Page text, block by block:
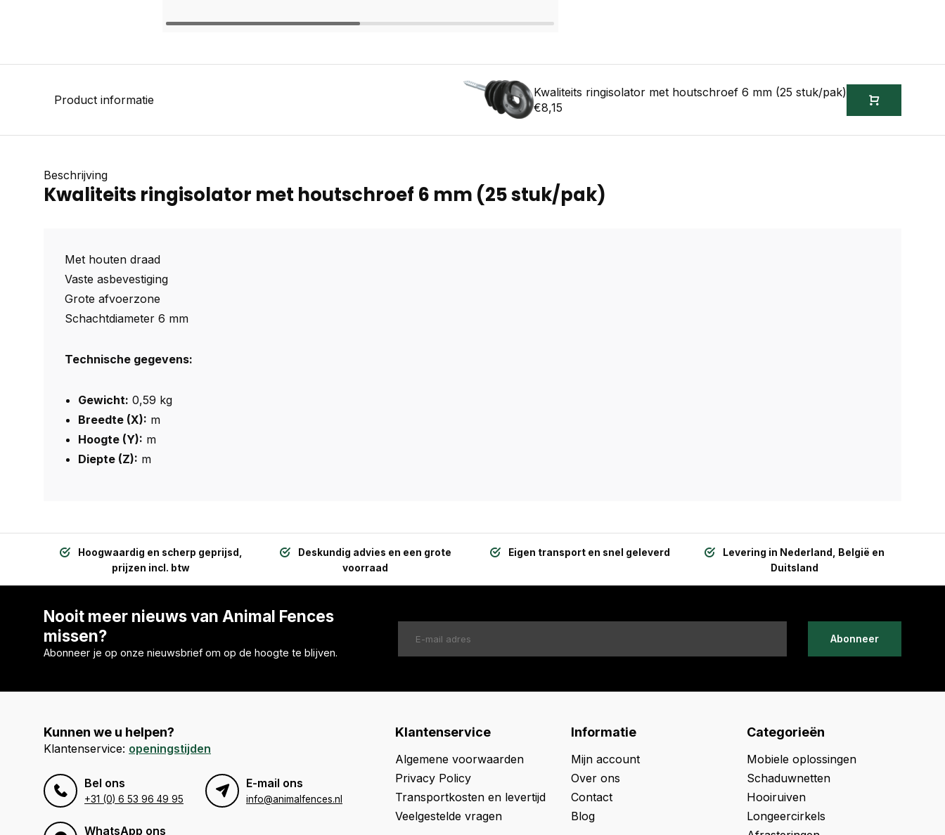
Product informatie
Kwaliteits ringisolator met houtschroef 6 mm (25 stuk/pak)
€8,15
Beschrijving
Kwaliteits ringisolator met houtschroef 6 mm (25 stuk/pak)
Met houten draad
Vaste asbevestiging
Grote afvoerzone
Schachtdiameter 6 mm
Technische gegevens:
Gewicht: 0,59 kg
Breedte (X): m
Hoogte (Y): m
Diepte (Z): m
Hoogwaardig en scherp geprijsd,
prijzen incl. btw
Deskundig advies en een grote
voorraad
Eigen transport en snel geleverd
Levering in Nederland, België en
Duitsland
Nooit meer nieuws van Animal Fences
missen?
Abonneer je op onze nieuwsbrief om op de hoogte te blijven.
Abonneer
Kunnen we u helpen?
Klantenservice: openingstijden
Bel ons
+31 (0) 6 53 96 49 95
E-mail ons
info@animalfences.nl
WhatsApp ons
Klantenservice
Algemene voorwaarden
Privacy Policy
Transportkosten en levertijd
Veelgestelde vragen
Informatie
Mijn account
Over ons
Contact
Blog
Categorieën
Mobiele oplossingen
Schaduwnetten
Hooiruiven
Longeercirkels